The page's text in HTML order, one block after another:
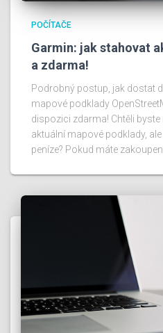
POČÍTAČE
Garmin: jak stahovat
a zdarma!
Podrobný postup, jak dostat
mapové podklady
dispozici zdarma! Chtěli
aktuální mapové podklady,
peníze? Pokud máte